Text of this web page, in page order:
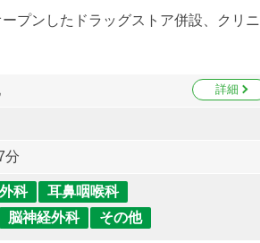
プンしたドラッグストア併設、クリニ
詳細
分
科
耳鼻咽喉科
脳神経外科 その他